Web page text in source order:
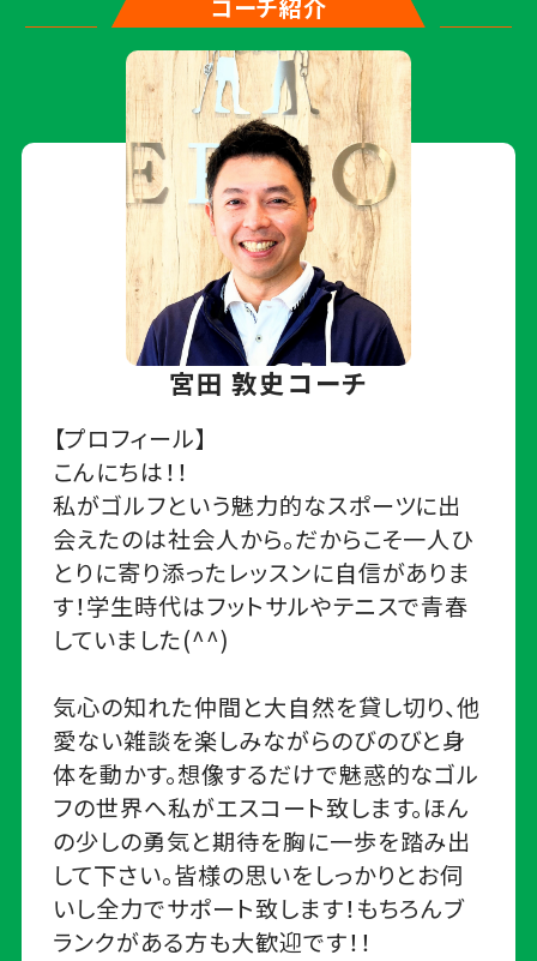
コーチ紹介
宮田 敦史コーチ
【プロフィール】
こんにちは！！
私がゴルフという魅力的なスポーツに出
会えたのは社会人から。だからこそ一人ひ
とりに寄り添ったレッスンに自信がありま
す！学生時代はフットサルやテニスで青春
していました(^^)
気心の知れた仲間と大自然を貸し切り、他
愛ない雑談を楽しみながらのびのびと身
体を動かす。想像するだけで魅惑的なゴル
フの世界へ私がエスコート致します。ほん
の少しの勇気と期待を胸に一歩を踏み出
して下さい。皆様の思いをしっかりとお伺
いし全力でサポート致します！もちろんブ
ランクがある方も大歓迎です！！